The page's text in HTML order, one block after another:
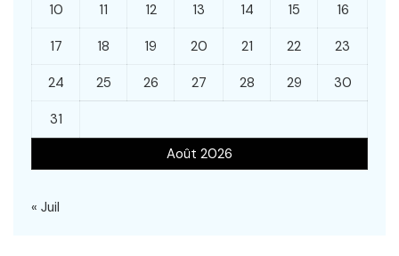
Août 2026
10 11 12 13 14 15 16
17 18 19 20 21 22 23
24 25 26 27 28 29 30
31
« Juil